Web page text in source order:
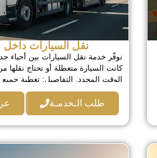
نقل السيارات داخل
نوفّر خدمة نقل السيارات بين أحياء
كانت السيارة متعطلة أو تحتاج
الوقت المحدد. التفاصيل: تغطية جميع
بالمواعيد نقل آمن دون أي أضرار
طلب الـخدمـة